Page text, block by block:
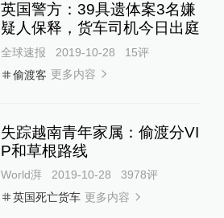
英国警方：39具遗体案3名嫌
疑人保释，货车司机今日出庭
全球速报 2019-10-28 15评
偷渡客 更多内容
失踪越南青年家属：偷渡分VI
P和草根路线
World湃 2019-10-28 3978评
英国死亡货车 更多内容